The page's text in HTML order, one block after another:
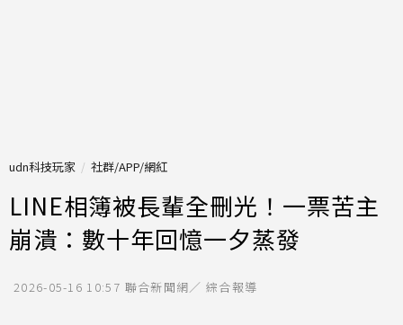
udn科技玩家 社群/APP/網紅
LINE相簿被長輩全刪光！一票苦主
崩潰：數十年回憶一夕蒸發
2026-05-16 10:57 聯合新聞網／ 綜合報導